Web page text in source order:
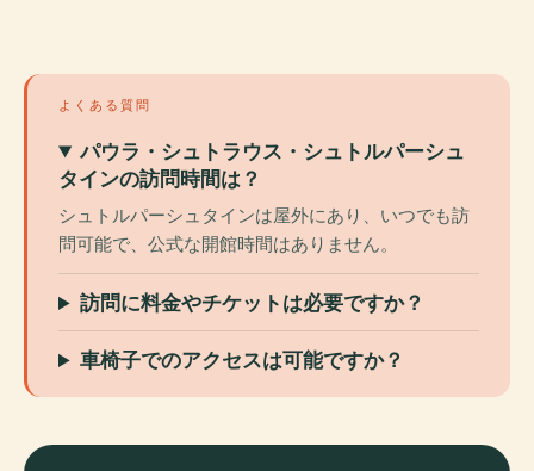
よくある質問
パウラ・シュトラウス・シュトルパーシュ
タインの訪問時間は？
シュトルパーシュタインは屋外にあり、いつでも訪
問可能で、公式な開館時間はありません。
訪問に料金やチケットは必要ですか？
車椅子でのアクセスは可能ですか？